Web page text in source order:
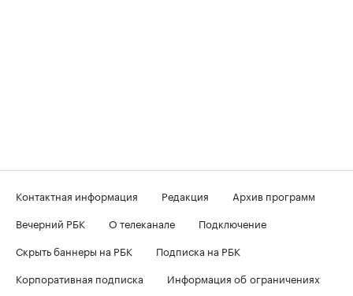
Контактная информация Редакция
Архив программ
Вечерний РБК
О телеканале
Подключение
Скрыть баннеры на РБК
Подписка на РБК
Корпоративная подписка
Информация об ограничениях